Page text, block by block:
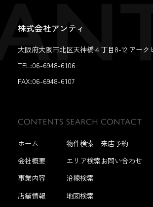
株式会社アンティ
大阪府大阪市北区天神橋４丁目8-12 アーク
TEL:06-6948-6106
FAX:06-6948-6107
ホーム
会社概要
事業内容
店舗情報
物件検索
エリア検索
沿線検索
地図検索
来店予約
お問い合わせ